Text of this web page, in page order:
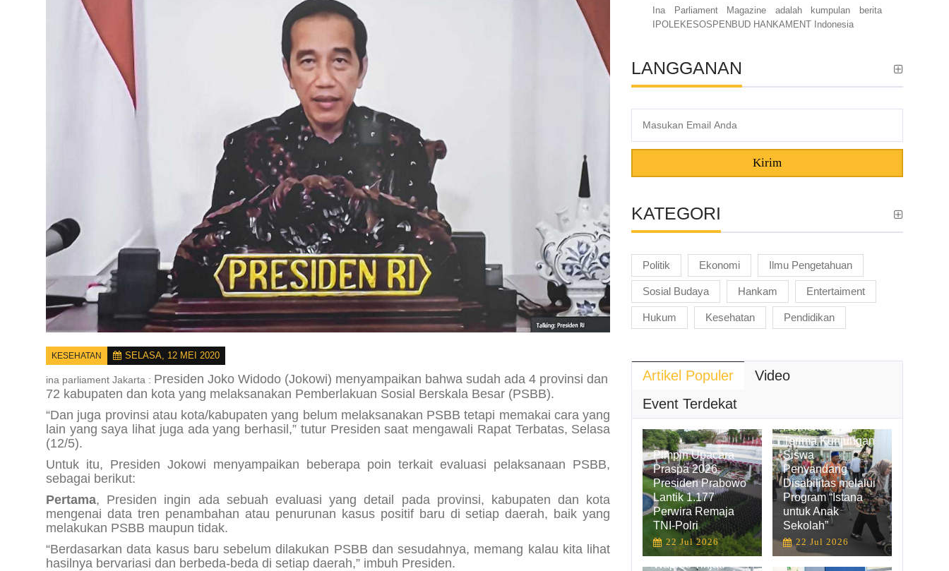
KESEHATAN SELASA, 12 MEI 2020
ina parliament Jakarta : Presiden Joko Widodo (Jokowi) menyampaikan bahwa sudah ada 4 provinsi dan
72 kabupaten dan kota yang melaksanakan Pemberlakuan Sosial Berskala Besar (PSBB).
“Dan juga provinsi atau kota/kabupaten yang belum melaksanakan PSBB tetapi memakai cara yang
lain yang saya lihat juga ada yang berhasil,” tutur Presiden saat mengawali Rapat Terbatas, Selasa
(12/5).
Untuk itu, Presiden Jokowi menyampaikan beberapa poin terkait evaluasi pelaksanaan PSBB,
sebagai berikut:
Pertama, Presiden ingin ada sebuah evaluasi yang detail pada provinsi, kabupaten dan kota
mengenai data tren penambahan atau penurunan kasus positif baru di setiap daerah, baik yang
melakukan PSBB maupun tidak.
“Berdasarkan data kasus baru sebelum dilakukan PSBB dan sesudahnya, memang kalau kita lihat
hasilnya bervariasi dan berbeda-beda di setiap daerah,” imbuh Presiden.
Ina Parliament Magazine adalah kumpulan berita
IPOLEKESOSPENBUD HANKAMENT Indonesia
LANGGANAN
Kirim
KATEGORI
Politik Ekonomi Ilmu Pengetahuan
Sosial Budaya Hankam Entertaiment
Hukum Kesehatan Pendidikan
Artikel Populer
Video
Event Terdekat
Pimpin Upacara
Praspa 2026,
Presiden Prabowo
Lantik 1.177
Perwira Remaja
TNI-Polri
22 Jul 2026
Hadirkan
Kemensetneg
Terima Kunjungan
Siswa
Penyandang
Disabilitas melalui
Program “Istana
untuk Anak
Sekolah”
22 Jul 2026
Wapres Tinjau